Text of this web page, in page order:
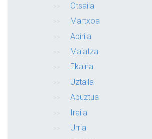
Otsaila
Martxoa
Apirila
Maiatza
Ekaina
Uztaila
Abuztua
Iraila
Urria